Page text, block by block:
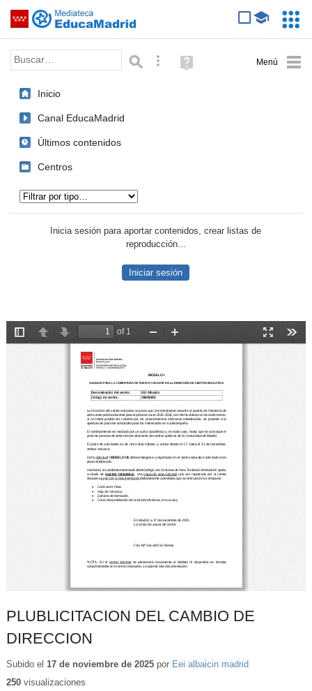
Saltar navegación
Palabra o frase: Búsqueda avanzada
Ayuda
(en
Inicio
Canal EducaMadrid
Últimos contenidos
Centros
Inicia sesión para aportar contenidos, crear listas de
reproducción...
Iniciar sesión
PLUBLICITACION DEL CAMBIO DE
DIRECCION
Subido el 17 de noviembre de 2025por Eei albaicin madrid
250visualizaciones